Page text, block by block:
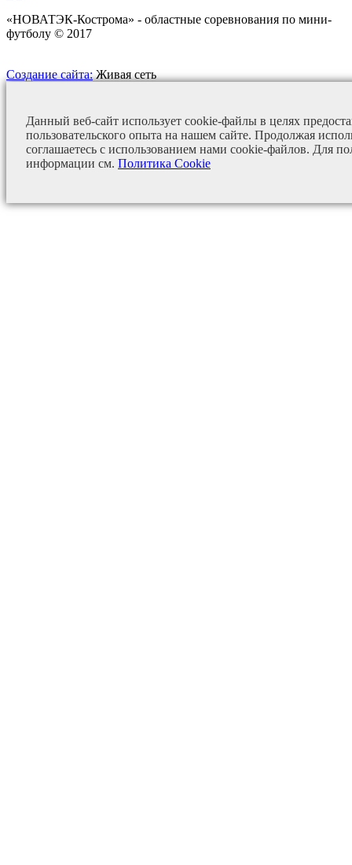
«НОВАТЭК-Кострома» - областные соревнования по мини-
футболу © 2017
Создание сайта:Живая сеть
Данный веб-сайт использует cookie-файлы в целях
пользовательского опыта на нашем сайте. Продолжая
соглашаетесь с использованием нами cookie-файлов. Для
информации см. Политика Cookie